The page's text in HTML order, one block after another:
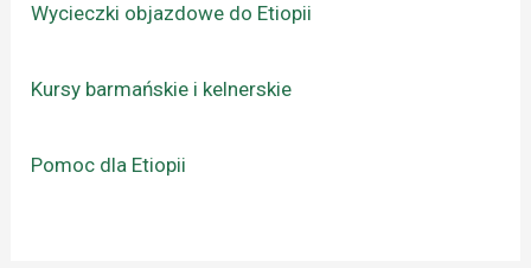
Wycieczki objazdowe do Etiopii
Kursy barmańskie i kelnerskie
Pomoc dla Etiopii